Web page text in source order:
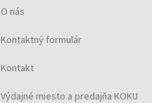
O nás
Kontaktný formulár
Kontakt
Výdajné miesto a predajňa KOKU